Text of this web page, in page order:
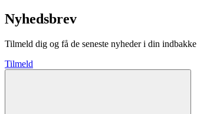
Nyhedsbrev
Tilmeld dig og få de seneste nyheder i din indbakke
Tilmeld